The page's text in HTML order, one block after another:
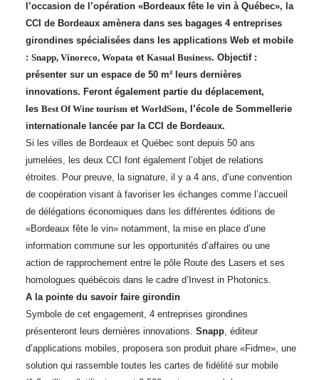
l’occasion de l’opération «Bordeaux fête le vin à Québec», la
CCI de Bordeaux amènera dans ses bagages 4 entreprises
girondines spécialisées dans les applications Web et mobile
: Snapp, Vinoreco, Wopataet Kasual Business. Objectif :
présenter sur un espace de 50 m² leurs dernières
innovations. Feront également partie du déplacement,
les Best Of Wine tourismet WorldSom, l’école de Sommellerie
internationale lancée par la CCI de Bordeaux.
Si les villes de Bordeaux et Québec sont depuis 50 ans
jumelées, les deux CCI font également l’objet de relations
étroites. Pour preuve, la signature, il y a 4 ans, d’une convention
de coopération visant à favoriser les échanges comme l’accueil
de délégations économiques dans les différentes éditions de
«Bordeaux fête le vin» notamment, la mise en place d’une
information commune sur les opportunités d’affaires ou une
action de rapprochement entre le pôle Route des Lasers et ses
homologues québécois dans le cadre d’Invest in Photonics.
A la pointe du savoir faire girondin
Symbole de cet engagement, 4 entreprises girondines
présenteront leurs dernières innovations. Snapp, éditeur
d’applications mobiles, proposera son produit phare «Fidme», une
solution qui rassemble toutes les cartes de fidélité sur mobile